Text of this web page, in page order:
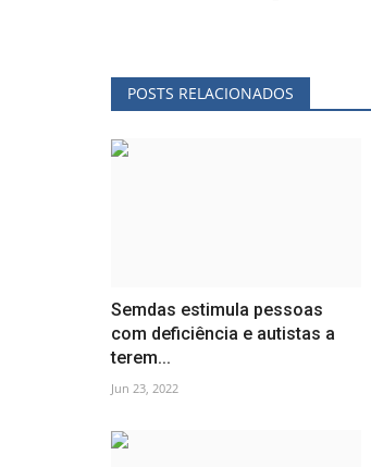
POSTS RELACIONADOS
Semdas estimula pessoas
com deficiência e autistas a
terem...
Jun 23, 2022